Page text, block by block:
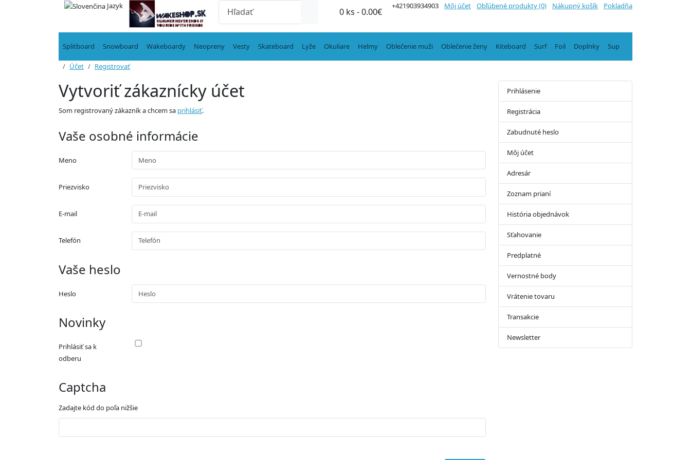
Jazyk +421903934903 Môj účet Obľúbené produkty (0) Nákupný košík Pokladňa
0 ks - 0.00€
Splitboard Snowboard Wakeboardy Neopreny Vesty Skateboard Lyže Okuliare Helmy Oblečenie muži Oblečenie ženy Kiteboard Surf Foil Doplnky Sup
Účet Registrovať
Vytvoriť zákaznícky účet
Som registrovaný zákazník a chcem sa prihlásiť.
Vaše osobné informácie
Meno
Priezvisko
E-mail
Telefón
Vaše heslo
Heslo
Novinky
Prihlásiť sa k
odberu
Captcha
Zadajte kód do poľa nižšie
Prihlásenie
Registrácia
Zabudnuté heslo
Môj účet
Adresár
Zoznam prianí
História objednávok
Sťahovanie
Predplatné
Vernostné body
Vrátenie tovaru
Transakcie
Newsletter